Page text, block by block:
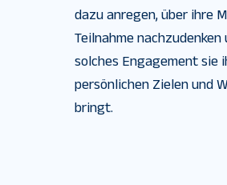
dazu anregen, über ihre
Teilnahme nachzudenken
solches Engagement sie
persönlichen Zielen und
bringt.